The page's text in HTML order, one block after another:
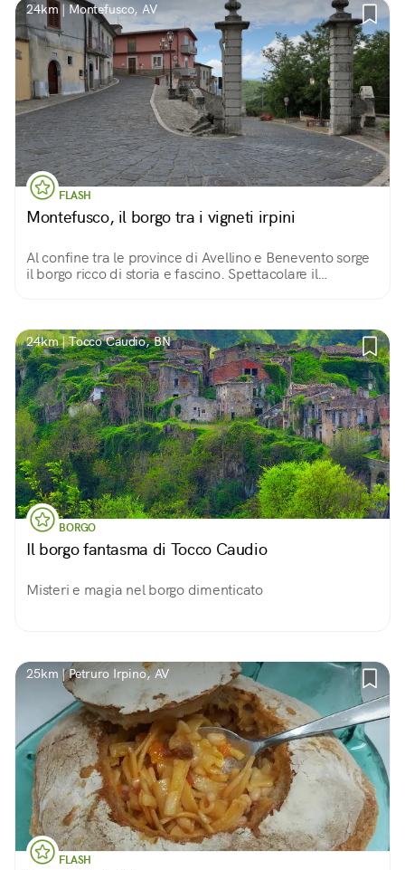
24km | Montefusco, AV
FLASH
Montefusco, il borgo tra i vigneti irpini
Al confine tra le province di Avellino e Benevento sorge
il borgo ricco di storia e fascino. Spettacolare il
24km | Tocco Caudio, BN
BORGO
Il borgo fantasma di Tocco Caudio
Misteri e magia nel borgo dimenticato
25km | Petruro Irpino, AV
FLASH